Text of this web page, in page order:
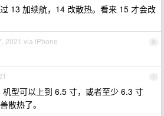
13 加续航，14 改散热。看来 15 才会改
6
2021 via iPhone
7
机型可以上到 6.5 寸，或者至少 6.3 寸
散热了。